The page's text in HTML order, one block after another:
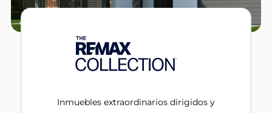
Inmuebles extraordinarios dirigidos y